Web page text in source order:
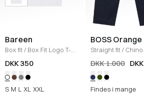
Bareen
Box fit/ Box Fit Logo T-
shirt /WHITE
DKK 350
S M L XL XXL
BOSS Orange
Straight fit/ Chino
Straight /NAVY
DKK 1.000
Findes i mange